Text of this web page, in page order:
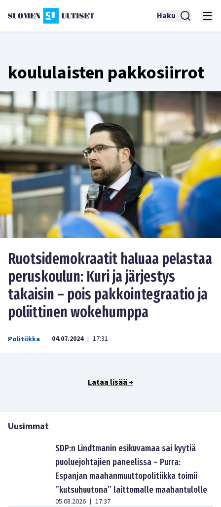
Haku
koululaisten pakkosiirrot
Ruotsidemokraatit haluaa pelastaa
peruskoulun: Kuri ja järjestys
takaisin – pois pakkointegraatio ja
poliittinen wokehumppa
Politiikka 04.07.2024 | 17:31
Lataa lisää +
Uusimmat
SDP:n Lindtmanin esikuvamaa sai kyytiä
puoluejohtajien paneelissa – Purra:
Espanjan maahanmuuttopolitiikka toimii
”kutsuhuutona” laittomalle maahantulolle
05.08.2026 | 17:37